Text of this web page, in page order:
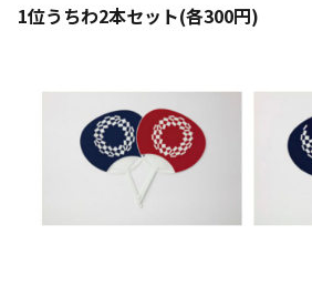
1位うちわ2本セット(各300円)